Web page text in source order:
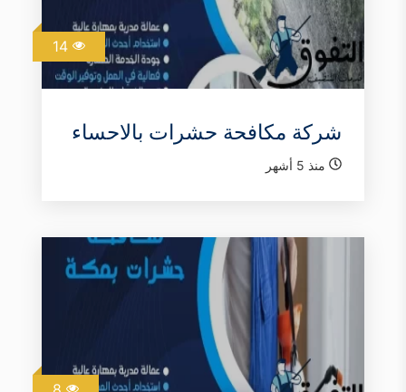
شركة مكافحة حشرات بالاحساء
منذ 5 أشهر